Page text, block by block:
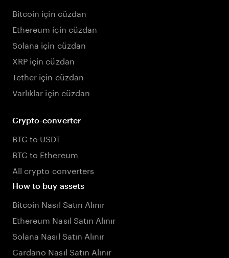
Bitcoin için cüzdan
Ethereum için cüzdan
Solana için cüzdan
XRP için cüzdan
Tether için cüzdan
Varlıklar için cüzdan
Crypto-converter
BTC to USDT
BTC to Ethereum
All crypto converters
How to buy assets
Bitcoin Nasıl Satın Alınır
Ethereum Nasıl Satın Alınır
Solana Nasıl Satın Alınır
Cardano Nasıl Satın Alınır